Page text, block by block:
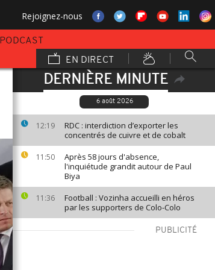
Rejoignez-nous
PODCAST
EN DIRECT
DERNIÈRE MINUTE
6 août 2026
12:19
RDC : interdiction d’exporter les
concentrés de cuivre et de cobalt
11:50
Après 58 jours d'absence,
l'inquiétude grandit autour de Paul
Biya
11:36
Football : Vozinha accueilli en héros
par les supporters de Colo-Colo
PUBLICITÉ